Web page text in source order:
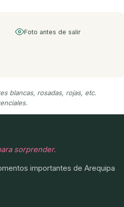
Foto antes de salir
blancas, rosadas, rojas, etc.
sorprender.
importantes de Arequipa